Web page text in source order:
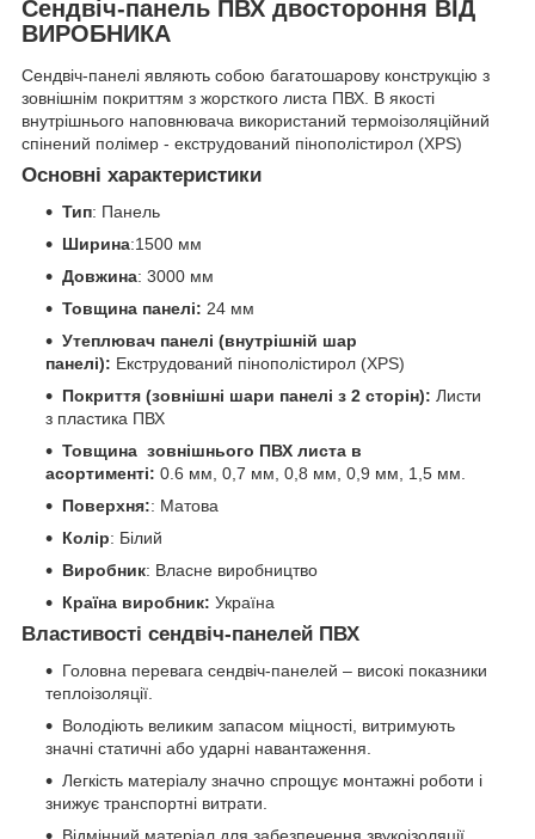
Сендвіч-панель ПВХ двостороння ВІД
ВИРОБНИКА
Сендвіч-панелі являють собою багатошарову конструкцію з
зовнішнім покриттям з жорсткого листа ПВХ. В якості
внутрішнього наповнювача використаний термоізоляційний
спінений полімер - екструдований пінополістирол (XPS)
Основні характеристики
Тип: Панель
Ширина:1500 мм
Довжина: 3000 мм
Товщина панелі: 24 мм
Утеплювач панелі (внутрішній шар
панелі): Екструдований пінополістирол (XPS)
Покриття (зовнішні шари панелі з 2 сторін): Листи
з пластика ПВХ
Товщина зовнішнього ПВХ листа в
асортименті: 0.6 мм, 0,7 мм, 0,8 мм, 0,9 мм, 1,5 мм.
Поверхня:: Матова
Колір: Білий
Виробник: Власне виробництво
Країна виробник: Україна
Властивості сендвіч-панелей ПВХ
Головна перевага сендвіч-панелей – високі показники
теплоізоляції.
Володіють великим запасом міцності, витримують
значні статичні або ударні навантаження.
Легкість матеріалу значно спрощує монтажні роботи і
знижує транспортні витрати.